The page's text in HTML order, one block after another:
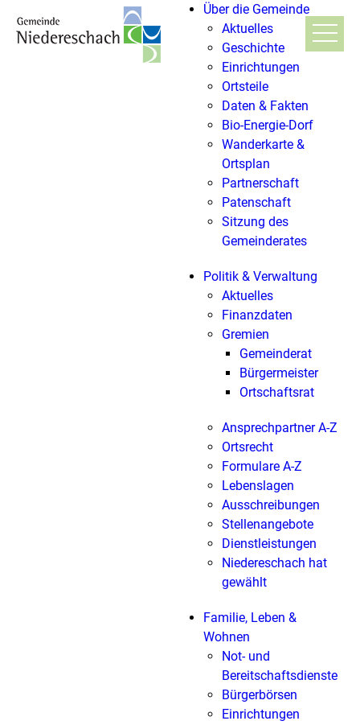
Über die Gemeinde
Aktuelles
Geschichte
Einrichtungen
Ortsteile
Daten & Fakten
Bio-Energie-Dorf
Wanderkarte &
Ortsplan
Partnerschaft
Patenschaft
Sitzung des
Gemeinderates
Politik & Verwaltung
Aktuelles
Finanzdaten
Gremien
Gemeinderat
Bürgermeister
Ortschaftsrat
Ansprechpartner A-Z
Ortsrecht
Formulare A-Z
Lebenslagen
Ausschreibungen
Stellenangebote
Dienstleistungen
Niedereschach hat
gewählt
Familie, Leben &
Wohnen
Not- und
Bereitschaftsdienste
Bürgerbörsen
Einrichtungen